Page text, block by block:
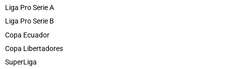
Liga Pro Serie A
Liga Pro Serie B
Copa Ecuador
Copa Libertadores
SuperLiga